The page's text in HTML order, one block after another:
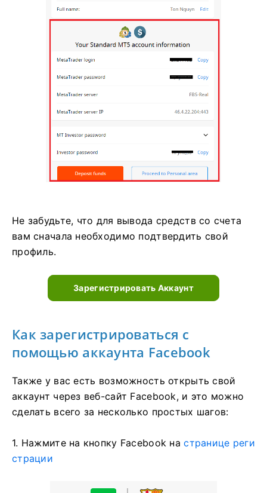
Не забудьте, что для вывода средств со счета
вам сначала необходимо подтвердить свой
профиль.
Зарегистрировать Аккаунт
Как зарегистрироваться с
помощью аккаунта Facebook
Также у вас есть возможность открыть свой
аккаунт через веб-сайт Facebook, и это можно
сделать всего за несколько простых шагов:
1. Нажмите на кнопку Facebook настранице реги
страции